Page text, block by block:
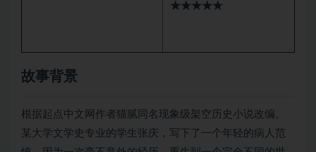
★★★★★
故事背景
根据起点中文网作者猫腻同名现象级架空历史小说改编。
某大学文学史专业的学生张庆，写下了一个年轻的病人范